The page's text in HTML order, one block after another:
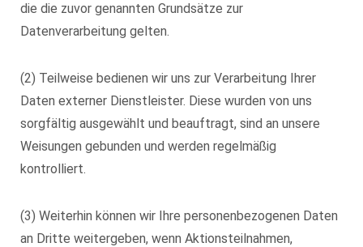
die die zuvor genannten Grundsätze zur
Datenverarbeitung gelten.
(2) Teilweise bedienen wir uns zur Verarbeitung Ihrer
Daten externer Dienstleister. Diese wurden von uns
sorgfältig ausgewählt und beauftragt, sind an unsere
Weisungen gebunden und werden regelmäßig
kontrolliert.
(3) Weiterhin können wir Ihre personenbezogenen Daten
an Dritte weitergeben, wenn Aktionsteilnahmen,